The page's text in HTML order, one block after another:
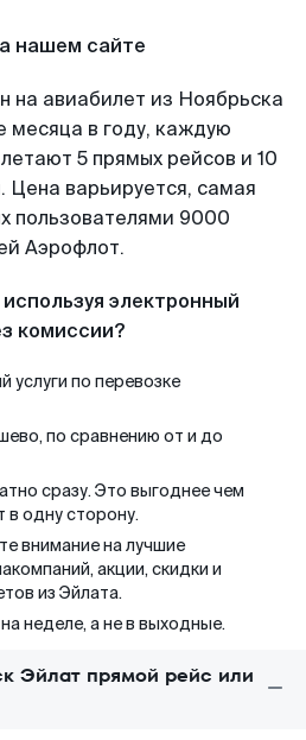
нашем сайте
на авиабилет из Ноябрьска
месяца в году, каждую
5 прямых рейсов и 10
Цена варьируется, самая
пользователями 9000
Аэрофлот.
электронный
комиссии?
услуги по перевозке
по сравнению от и до
сразу. Это выгоднее чем
в одну сторону.
внимание на лучшие
акции, скидки и
из Эйлата.
неделе, а не в выходные.
Эйлат прямой рейс или